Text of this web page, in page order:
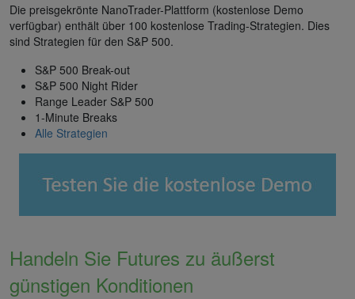
Die preisgekrönte NanoTrader-Plattform (kostenlose Demo
verfügbar) enthält über 100 kostenlose Trading-Strategien. Dies
sind Strategien für den S&P 500.
S&P 500 Break-out
S&P 500 Night Rider
Range Leader S&P 500
1-Minute Breaks
Alle Strategien
Handeln Sie Futures zu äußerst
günstigen Konditionen